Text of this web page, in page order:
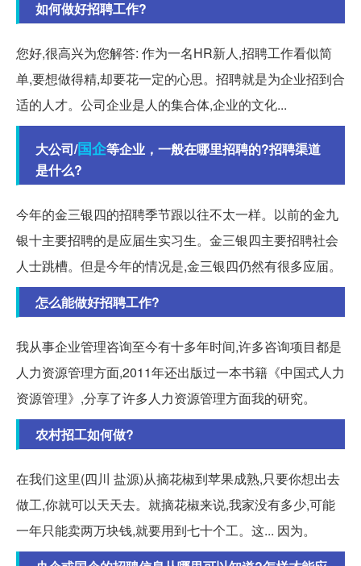
如何做好招聘工作?
您好,很高兴为您解答: 作为一名HR新人,招聘工作看似简
单,要想做得精,却要花一定的心思。招聘就是为企业招到合
适的人才。公司企业是人的集合体,企业的文化...
大公司/国企等企业，一般在哪里招聘的?招聘渠道
是什么?
今年的金三银四的招聘季节跟以往不太一样。以前的金九
银十主要招聘的是应届生实习生。金三银四主要招聘社会
人士跳槽。但是今年的情况是,金三银四仍然有很多应届。
怎么能做好招聘工作?
我从事企业管理咨询至今有十多年时间,许多咨询项目都是
人力资源管理方面,2011年还出版过一本书籍《中国式人力
资源管理》,分享了许多人力资源管理方面我的研究。
农村招工如何做?
在我们这里(四川 盐源)从摘花椒到苹果成熟,只要你想出去
做工,你就可以天天去。就摘花椒来说,我家没有多少,可能
一年只能卖两万块钱,就要用到七十个工。这... 因为。